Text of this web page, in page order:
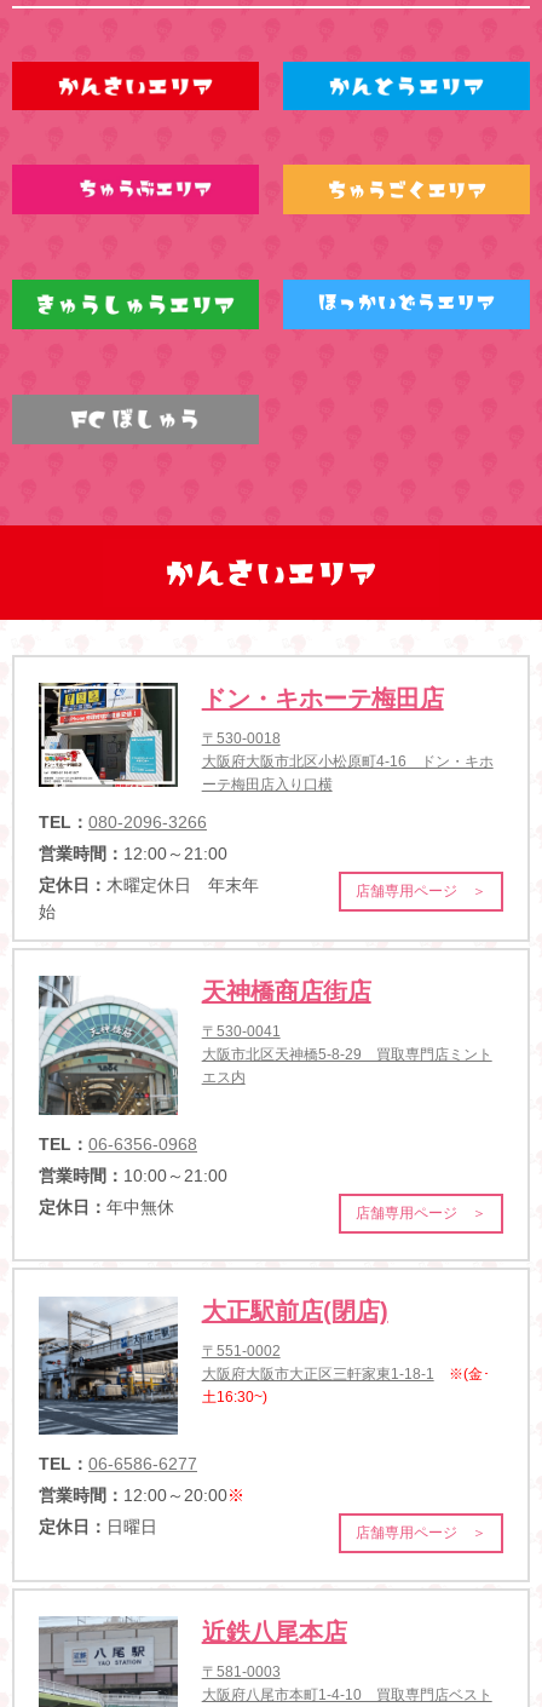
ドン・キホーテ梅田店
〒530-0018
大阪府大阪市北区小松原町4-16 ドン・キホ
ーテ梅田店入り口横
TEL： 080-2096-3266
営業時間： 12:00～21:00
定休日： 木曜定休日 年末年
始
店舗専用ページ ＞
天神橋商店街店
〒530-0041
大阪市北区天神橋5-8-29 買取専門店ミント
エス内
TEL： 06-6356-0968
営業時間： 10:00～21:00
定休日： 年中無休 店舗専用ページ ＞
大正駅前店(閉店)
〒551-0002
大阪府大阪市大正区三軒家東1-18-1
※(金･
土16:30~)
TEL： 06-6586-6277
営業時間： 12:00～20:00※
定休日： 日曜日 店舗専用ページ ＞
近鉄八尾本店
〒581-0003
大阪府八尾市本町1-4-10 買取専門店ベスト